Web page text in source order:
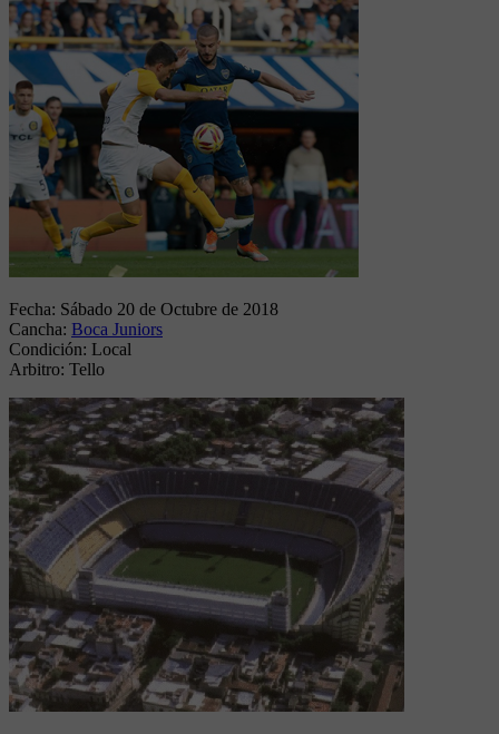
Fecha: Sábado 20 de Octubre de 2018
Cancha: Boca Juniors
Condición: Local
Arbitro: Tello